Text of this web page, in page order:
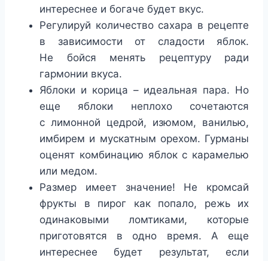
интереснее и богаче будет вкус.
Регулируй количество сахара в рецепте
в зависимости от сладости яблок.
Не бойся менять рецептуру ради
гармонии вкуса.
Яблоки и корица – идеальная пара. Но
еще яблоки неплохо сочетаются
с лимонной цедрой, изюмом, ванилью,
имбирем и мускатным орехом. Гурманы
оценят комбинацию яблок с карамелью
или медом.
Размер имеет значение! Не кромсай
фрукты в пирог как попало, режь их
одинаковыми ломтиками, которые
приготовятся в одно время. А еще
интереснее будет результат, если